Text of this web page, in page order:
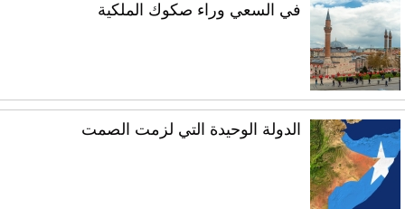
في السعي وراء صكوك الملكية
الدولة الوحيدة التي لزمت الصمت